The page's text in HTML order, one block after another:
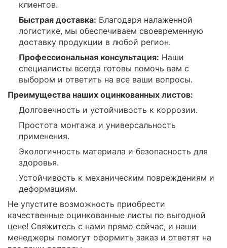
клиентов.
Быстрая доставка: Благодаря налаженной
логистике, мы обеспечиваем своевременную
доставку продукции в любой регион.
Профессиональная консультация: Наши
специалисты всегда готовы помочь вам с
выбором и ответить на все ваши вопросы.
Преимущества наших оцинкованных листов:
Долговечность и устойчивость к коррозии.
Простота монтажа и универсальность
применения.
Экологичность материала и безопасность для
здоровья.
Устойчивость к механическим повреждениям и
деформациям.
Не упустите возможность приобрести
качественные оцинкованные листы по выгодной
цене! Свяжитесь с нами прямо сейчас, и наши
менеджеры помогут оформить заказ и ответят на